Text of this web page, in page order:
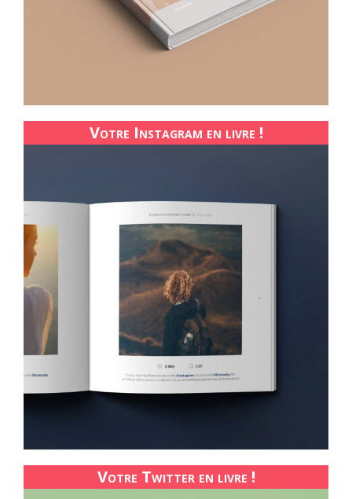
Votre Instagram en livre !
Votre Twitter en livre !